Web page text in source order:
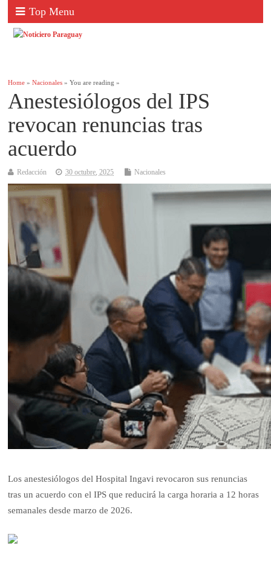
Top Menu
Home »Nacionales » You are reading »
Anestesiólogos del IPS
revocan renuncias tras
acuerdo
Redacción 30 octubre, 2025 Nacionales
Los anestesiólogos del Hospital Ingavi revocaron sus renuncias
tras un acuerdo con el IPS que reducirá la carga horaria a 12 horas
semanales desde marzo de 2026.